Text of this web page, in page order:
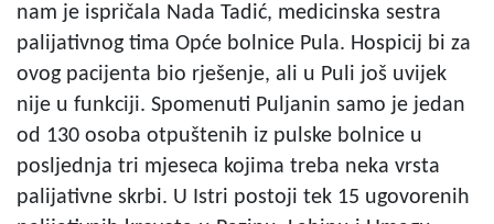
nam je ispričala Nada Tadić, medicinska sestra
palijativnog tima Opće bolnice Pula. Hospicij bi za
ovog pacijenta bio rješenje, ali u Puli još uvijek
nije u funkciji. Spomenuti Puljanin samo je jedan
od 130 osoba otpuštenih iz pulske bolnice u
posljednja tri mjeseca kojima treba neka vrsta
palijativne skrbi. U Istri postoji tek 15 ugovorenih